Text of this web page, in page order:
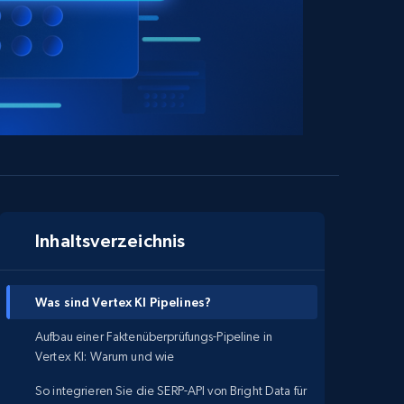
Inhaltsverzeichnis
Was sind Vertex KI Pipelines?
Aufbau einer Faktenüberprüfungs-Pipeline in
Vertex KI: Warum und wie
So integrieren Sie die SERP-API von Bright Data für